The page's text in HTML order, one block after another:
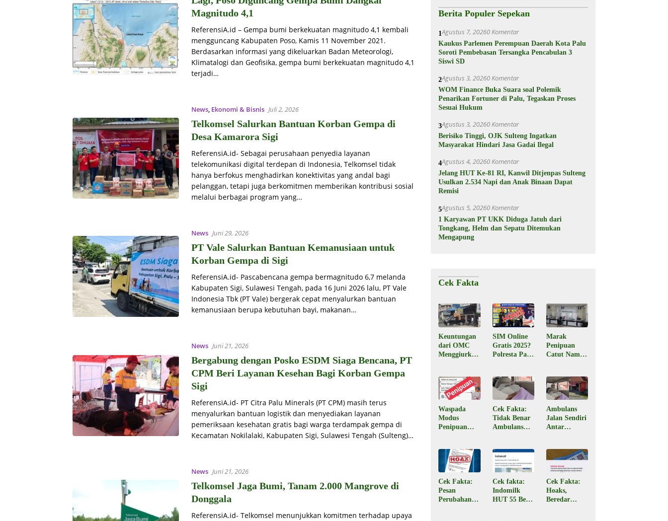
Magnitudo 4,1
ReferensiA.id – Gempa bumi berkekuatan magnitudo 4,1 kembali
mengguncang Kabupaten Poso, Kamis 11 November 2021.
Berdasarkan informasi yang dikeluarkan Badan Meteorologi,
Klimatalogi dan Geofisika, gempa bumi berkekuatan magnitudo 4,1
terjadi…
News, Ekonomi & Bisnis Juli 2, 2026
Telkomsel Salurkan Bantuan Korban Gempa di
Desa Kamarora Sigi
ReferensiA.id- Sebagai perusahaan penyedia layanan
telekomunikasi digital terdepan di Indonesia, Telkomsel tidak
hanya berfokus menghadirkan konektivitas yang andal bagi
pelanggan, tetapi juga berkomitmen memberikan kontribusi sosial
melalui berbagai program yang…
News Juni 29, 2026
PT Vale Salurkan Bantuan Kemanusiaan untuk
Korban Gempa di Sigi
ReferensiA.id- Pascabencana gempa bermagnitudo 6,7 melanda
Kabupaten Sigi, Sulawesi Tengah, pada 16 Juni 2026 lalu, PT Vale
Indonesia Tbk (PT Vale) bergerak cepat menyalurkan bantuan
kemanusiaan berupa kebutuhan bayi, makanan…
News Juni 21, 2026
Bergabung dengan Posko ESDM Siaga Bencana, PT
CPM Beri Layanan Kesehan Bagi Korban Gempa
Sigi
ReferensiA.id- PT Citra Palu Minerals (PT CPM) masih terus
menyalurkan bantuan logistik dan menyediakan layanan
pemeriksaan kesehatan gratis bagi warga terdampak gempa di
Kecamatan Nokilalaki, Kabupaten Sigi, Sulawesi Tengah (Sulteng)…
News Juni 21, 2026
Telkomsel Jaga Bumi, Tanam 2.000 Mangrove di
Donggala
ReferensiA.id- Telkomsel menunjukkan komitmen terhadap upaya
a
Berita Populer Sepekan
1Agustus 7, 20260 Komentar
Kaukus Parlemen Perempuan Daerah Kota Palu
Soroti Pembebasan Tersangka Pencabulan 3
Siswi SD
2Agustus 3, 20260 Komentar
WOM Finance Buka Suara soal Polemik
Penarikan Fortuner di Palu, Tegaskan Proses
Sesuai Hukum
3Agustus 3, 20260 Komentar
Berisiko Tinggi, OJK Sulteng Ingatkan
Masyarakat Hindari Jasa Gadai Ilegal
4Agustus 4, 20260 Komentar
Jelang HUT Ke-81 RI, Kanwil Ditjenpas Sulteng
Usulkan 2.534 Napi dan Anak Binaan Dapat
Remisi
5Agustus 5, 20260 Komentar
1 Karyawan PT UKK Diduga Jatuh dari
Tongkang, Helm dan Sepatu Ditemukan
Mengapung
Cek Fakta
Keuntungan
dari OMC
Menggiurkan
SIM Online
Gratis 2025?
Polresta Palu
Marak
Penipuan
Catut Nama
Masyarakat
Diminta
Waspada
Waspada
Modus
Penipuan
Kirim Pesan
WA
Cek Fakta:
Tidak Benar
Ambulans
Jenazah di
Ampana
Sulteng
Ambulans
Jalan Sendiri
Antar
di Ampana
Sulteng,
Begini
Faktanya
Cek Fakta:
Pesan
Perubahan
Cek fakta:
Indomilk
HUT 55 Beri
Cek Fakta:
Hoaks,
Beredar